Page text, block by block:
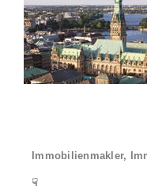
Immobilienmakler,
☟